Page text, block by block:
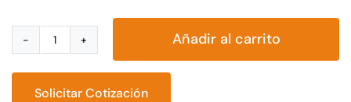
Silla
Laos
cantidad
Añadir al carrito
Solicitar Cotización